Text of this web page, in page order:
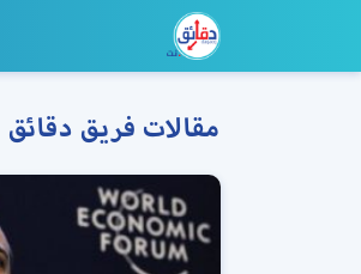
مقالات فريق دقائق